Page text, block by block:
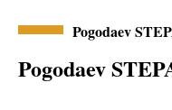
Pogodaev
Pogodaev